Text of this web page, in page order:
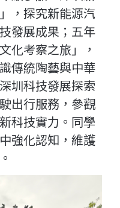
，探究新能源汽
發展成果；五年
化考察之旅」，
傳統陶藝與中華
圳科技發展探索
出行服務，參觀
科技實力。同學
強化認知，維護